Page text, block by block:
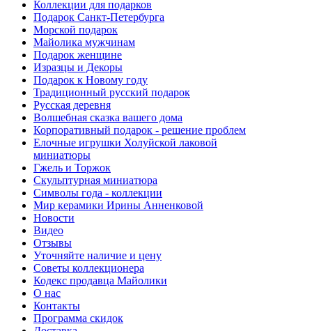
Коллекции для подарков
Подарок Санкт-Петербурга
Морской подарок
Майолика мужчинам
Подарок женщине
Изразцы и Декоры
Подарок к Новому году
Традиционный русский подарок
Русская деревня
Волшебная сказка вашего дома
Корпоративный подарок - решение проблем
Елочные игрушки Холуйской лаковой
миниатюры
Гжель и Торжок
Скульптурная миниатюра
Символы года - коллекции
Мир керамики Ирины Анненковой
Новости
Видео
Отзывы
Уточняйте наличие и цену
Советы коллекционера
Кодекс продавца Майолики
О нас
Контакты
Программа скидок